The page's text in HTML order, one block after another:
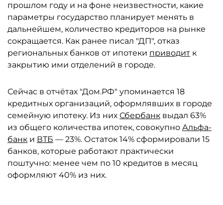
прошлом году и на фоне неизвестности, какие
параметры государство планирует менять в
дальнейшем, количество кредиторов на рынке
сокращается. Как ранее писал "ДП", отказ
региональных банков от ипотеки приводит к
закрытию ими отделений в городе.
Сейчас в отчётах "Дом.РФ" упоминается 18
кредитных организаций, оформлявших в городе
семейную ипотеку. Из них Сбербанк выдал 63%
из общего количества ипотек, совокупно Альфа-
банк и ВТБ — 23%. Остаток 14% сформировали 15
банков, которые работают практически
поштучно: менее чем по 10 кредитов в месяц
оформляют 40% из них.